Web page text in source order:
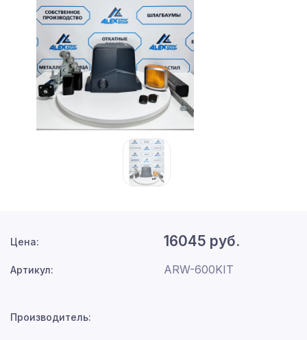
Цена: 16045 руб.
Артикул: ARW-600KIT
Производитель: